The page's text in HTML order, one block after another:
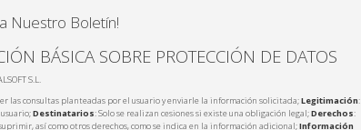
Nuestro Boletín!
BÁSICA SOBRE PROTECCIÓN DE DATOS
S.L.
las consultas planteadas por el usuario y enviarle la información solicitada;Legitimación:
Destinatarios: Solo se realizan cesiones si existe una obligación legal;Derechos:
así como otros derechos, como se indica en la información adicional;Información